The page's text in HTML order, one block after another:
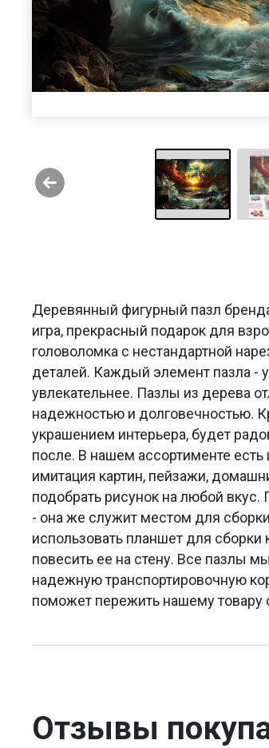
Деревянный фигурный пазл
игра, прекрасный подарок для
головоломка с нестандартной
деталей. Каждый элемент пазла -
увлекательнее. Пазлы из дерева
надежностью и долговечностью.
украшением интерьера, будет
после. В нашем ассортименте
имитация картин, пейзажи,
подобрать рисунок на любой вкус.
- она же служит местом для
использовать планшет для сборки
повесить ее на стену. Все пазлы
надежную транспортировочную
поможет пережить нашему товару
Отзывы